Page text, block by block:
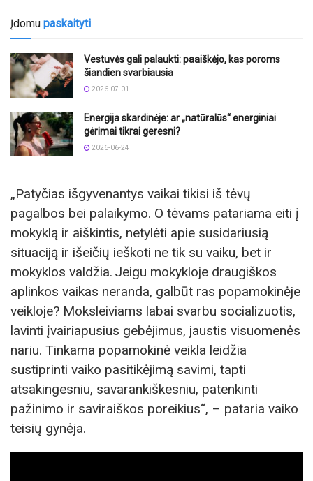
Įdomu paskaityti
Vestuvės gali palaukti: paaiškėjo, kas poroms
šiandien svarbiausia
2026-07-01
Energija skardinėje: ar „natūralūs“ energiniai
gėrimai tikrai geresni?
2026-06-24
„Patyčias išgyvenantys vaikai tikisi iš tėvų
pagalbos bei palaikymo. O tėvams patariama eiti į
mokyklą ir aiškintis, netylėti apie susidariusią
situaciją ir išeičių ieškoti ne tik su vaiku, bet ir
mokyklos valdžia. Jeigu mokykloje draugiškos
aplinkos vaikas neranda, galbūt ras popamokinėje
veikloje? Moksleiviams labai svarbu socializuotis,
lavinti įvairiapusius gebėjimus, jaustis visuomenės
nariu. Tinkama popamokinė veikla leidžia
sustiprinti vaiko pasitikėjimą savimi, tapti
atsakingesniu, savarankiškesniu, patenkinti
pažinimo ir saviraiškos poreikius“, – pataria vaiko
teisių gynėja.